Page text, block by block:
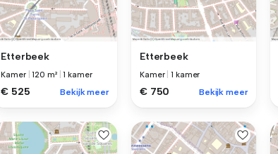
Etterbeek
Kamer |120 m² |1 kamer
€ 525 Bekijk meer
Etterbeek
Kamer |1 kamer
€ 750 Bekijk meer